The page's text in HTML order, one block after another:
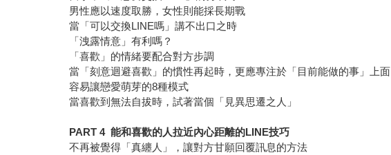
男性應以速度取勝，女性則能採長期戰
當「可以交換LINE嗎」講不出口之時
「洩露情意」有利嗎？
「喜歡」的情緒要配合對方步調
當「刻意迴避喜歡」的慣性再起時，更應專注於「目前能做的事」上面
容易讓戀愛萌芽的8種模式
當喜歡到無法自拔時，試著當個「見異思遷之人」
PART 4 能和喜歡的人拉近內心距離的LINE技巧
不再被覺得「真纏人」，讓對方甘願回覆訊息的方法